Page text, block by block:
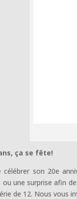
ça se fête!
célébrer son 20e
une surprise afin
de 12. Nous vous